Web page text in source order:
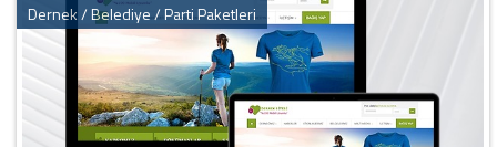
Dernek / Belediye / Parti Paketleri